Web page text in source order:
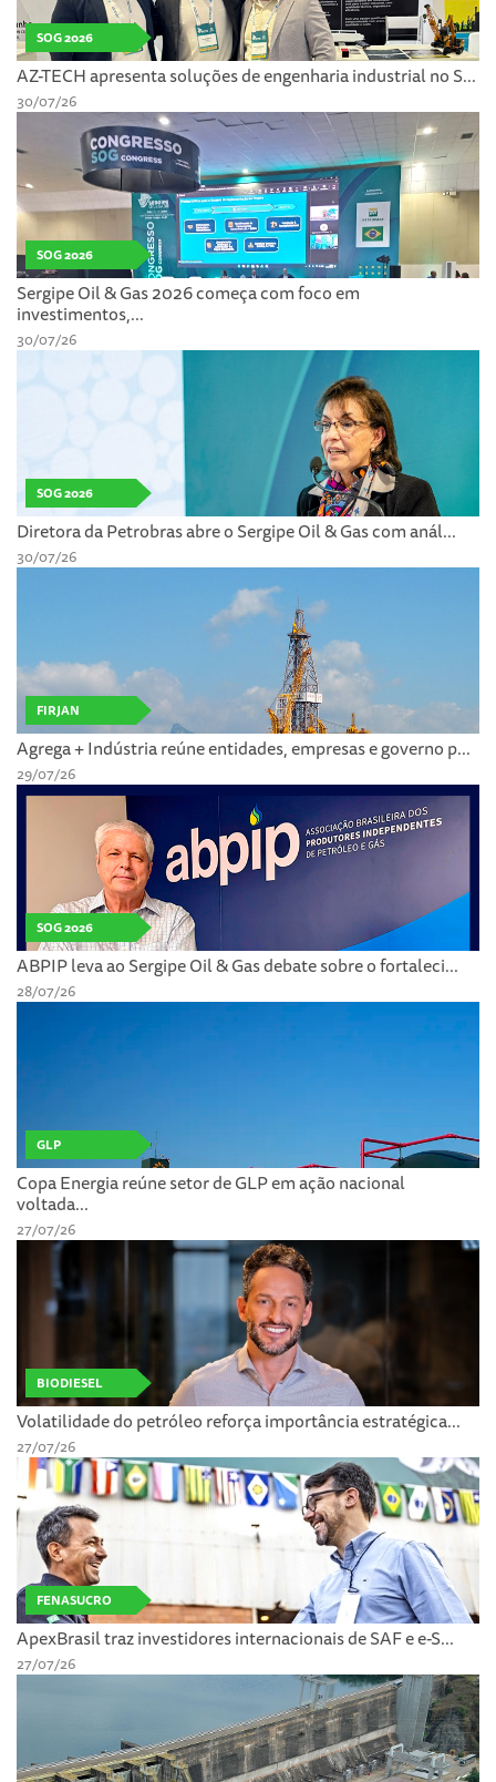
SOG 2026
AZ-TECH apresenta soluções de engenharia industrial no S...
30/07/26
SOG 2026
Sergipe Oil & Gas 2026 começa com foco em
investimentos,...
30/07/26
SOG 2026
Diretora da Petrobras abre o Sergipe Oil & Gas com anál...
30/07/26
FIRJAN
Agrega + Indústria reúne entidades, empresas e governo p...
29/07/26
SOG 2026
ABPIP leva ao Sergipe Oil & Gas debate sobre o fortaleci...
28/07/26
GLP
Copa Energia reúne setor de GLP em ação nacional
voltada...
27/07/26
BIODIESEL
Volatilidade do petróleo reforça importância estratégica...
27/07/26
FENASUCRO
ApexBrasil traz investidores internacionais de SAF e e-S...
27/07/26